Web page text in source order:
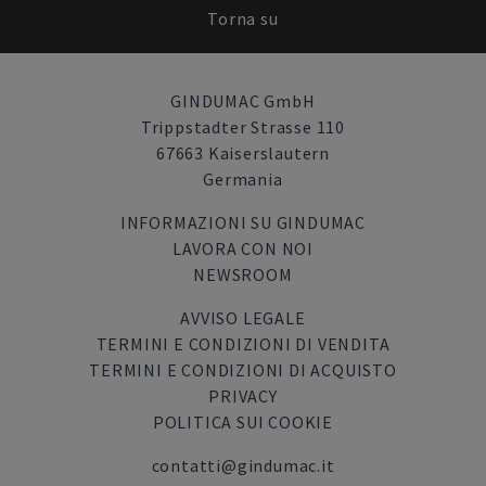
Torna su
GINDUMAC GmbH
Trippstadter Strasse 110
67663 Kaiserslautern
Germania
INFORMAZIONI SU GINDUMAC
LAVORA CON NOI
NEWSROOM
AVVISO LEGALE
TERMINI E CONDIZIONI DI VENDITA
TERMINI E CONDIZIONI DI ACQUISTO
PRIVACY
POLITICA SUI COOKIE
contatti@gindumac.it